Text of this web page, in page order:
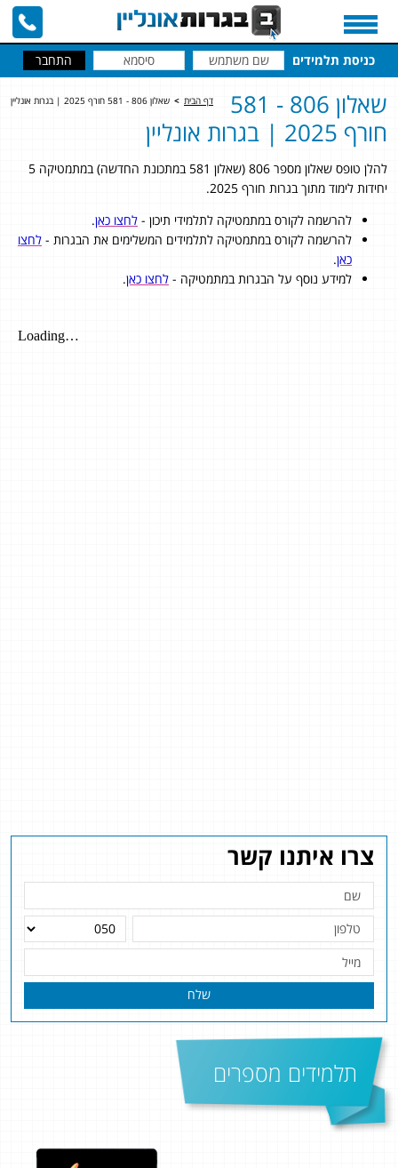
כניסת תלמידים
צרו איתנו קשר
שלח
תלמידים מספרים
דף הבית > שאלון 806 - 581 חורף 2025 | בגרות אונליין
שאלון 806 - 581
חורף 2025 | בגרות אונליין
להלן טופס שאלון מספר 806 (שאלון 581 במתכונת החדשה) במתמטיקה 5
יחידות לימוד מתוך בגרות חורף 2025.
להרשמה לקורס במתמטיקה לתלמידי תיכון - לחצו כאן.
להרשמה לקורס במתמטיקה לתלמידים המשלימים את הבגרות - לחצו
כאן.
למידע נוסף על הבגרות במתמטיקה - לחצו כאן.